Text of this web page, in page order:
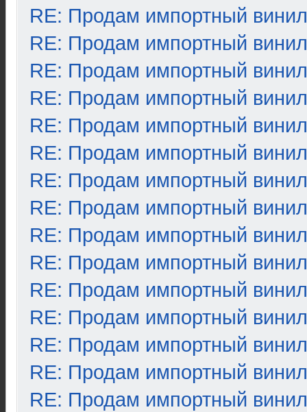
RE: Продам импортный винил
RE: Продам импортный винил
RE: Продам импортный винил
RE: Продам импортный винил
RE: Продам импортный винил
RE: Продам импортный винил
RE: Продам импортный винил
RE: Продам импортный винил
RE: Продам импортный винил
RE: Продам импортный винил
RE: Продам импортный винил
RE: Продам импортный винил
RE: Продам импортный винил
RE: Продам импортный винил
RE: Продам импортный винил